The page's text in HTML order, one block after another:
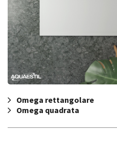
Omega rettangolare
Omega quadrata